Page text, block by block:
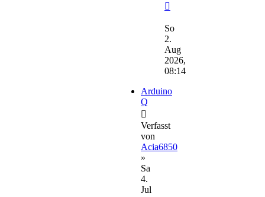
Beitrag
So
2.
Aug
2026,
08:14
Arduino
Q
Verfasst
von
Acia6850
»
Sa
4.
Jul